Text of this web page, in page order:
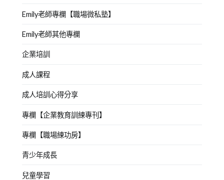
Emily老師專欄【職場微私塾】
Emily老師其他專欄
企業培訓
成人課程
成人培訓心得分享
專欄【企業教育訓練專刊】
專欄【職場練功房】
青少年成長
兒童學習